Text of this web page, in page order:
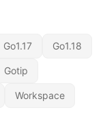
Go1.17 Go1.18
Gotip
Workspace